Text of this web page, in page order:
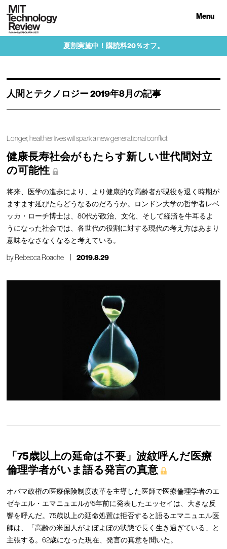
Menu
夏割実施中！購読料20％オフ。
人間とテクノロジー 2019年8月の記事
Longer, healthier lives will spark a new generational conflict
健康長寿社会がもたらす新しい世代間対立
の可能性
将来、医学の進歩により、より健康的な高齢者が現役を退く時期が
ますます延びたらどうなるのだろうか。ロンドン大学の哲学者レベ
ッカ・ローチ博士は、80代が政治、文化、そして経済を牛耳るよ
うになった社会では、各世代の役割に対する現代の考え方はあまり
意味をなさなくなると考えている。
byRebecca Roache 2019.8.29
「75歳以上の延命は不要」波紋呼んだ医療
倫理学者がいま語る発言の真意
オバマ政権の医療保険制度改革を主導した医師で医療倫理学者のエ
ゼキエル・エマニュエルが5年前に発表したエッセイは、大きな反
響を呼んだ。75歳以上の延命処置は拒否すると語るエマニュエル医
師は、「高齢の米国人がよぼよぼの状態で長く生き過ぎている」と
主張する。62歳になった現在、発言の真意を聞いた。